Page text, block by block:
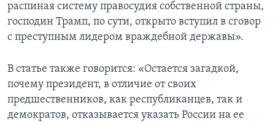
распиная систему правосудия собственной страны,
господин Трамп, по сути, открыто вступил в сговор
с преступным лидером враждебной державы».
В статье также говорится: «Остается загадкой,
почему президент, в отличие от своих
предшественников, как республиканцев, так и
демократов, отказывается указать России на ее